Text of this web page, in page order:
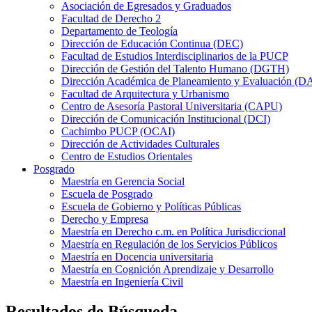
Asociación de Egresados y Graduados
Facultad de Derecho 2
Departamento de Teología
Dirección de Educación Continua (DEC)
Facultad de Estudios Interdisciplinarios de la PUCP
Dirección de Gestión del Talento Humano (DGTH)
Dirección Académica de Planeamiento y Evaluación
Facultad de Arquitectura y Urbanismo
Centro de Asesoría Pastoral Universitaria (CAPU)
Dirección de Comunicación Institucional (DCI)
Cachimbo PUCP (OCAI)
Dirección de Actividades Culturales
Centro de Estudios Orientales
Posgrado
Maestría en Gerencia Social
Escuela de Posgrado
Escuela de Gobierno y Políticas Públicas
Derecho y Empresa
Maestría en Derecho c.m. en Política Jurisdiccional
Maestría en Regulación de los Servicios Públicos
Maestría en Docencia universitaria
Maestría en Cognición Aprendizaje y Desarrollo
Maestría en Ingeniería Civil